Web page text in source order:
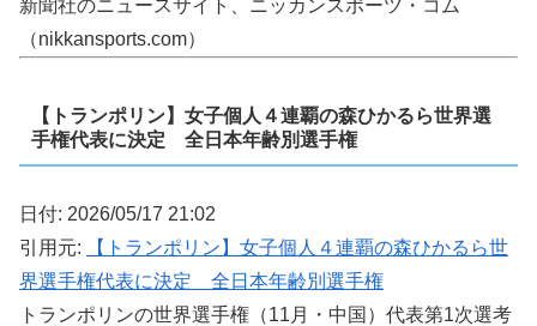
新聞社のニュースサイト、ニッカンスポーツ・コム
（nikkansports.com）
【トランポリン】女子個人４連覇の森ひかるら世界選
手権代表に決定 全日本年齢別選手権
日付: 2026/05/17 21:02
引用元:
【トランポリン】女子個人４連覇の森ひかるら世
界選手権代表に決定 全日本年齢別選手権
トランポリンの世界選手権（11月・中国）代表第1次選考